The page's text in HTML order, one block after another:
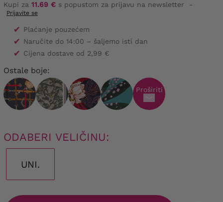
Kupi za 11.69 € s popustom za prijavu na newsletter -
Prijavite se
✔ Plaćanje pouzećem
✔ Naručite do 14:00 – šaljemo isti dan
✔ Cijena dostave od 2,99 €
Ostale boje:
Proširiti
ODABERI VELIČINU:
UNI.